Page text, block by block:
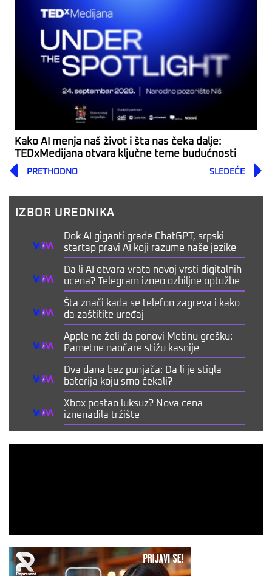
Kako AI menja naš život i šta nas čeka dalje:
TEDxMedijana otvara ključne teme budućnosti
Prev
PRETHODNO SLEDEĆE
IZBOR UREDNIKA
Dok AI giganti grade ChatGPT, srpski
startap pravi AI koji razume naše jezike
Da li AI otvara vrata novoj vrsti digitalnih
ucena? Telegram izneo ozbiljne optužbe
Šta znači kada se telefon zagreva i kako
da zaštitite uređaj
Apple ne želi da ponovi Metinu grešku:
Pametne naočare stižu kasnije
Dva dana bez punjača: Da li je stigla
baterija koju smo čekali?
Xbox postao luksuz? Nova cena
iznenadila tržište